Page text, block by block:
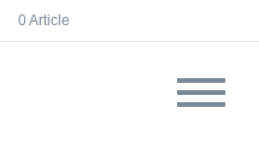
0 Article